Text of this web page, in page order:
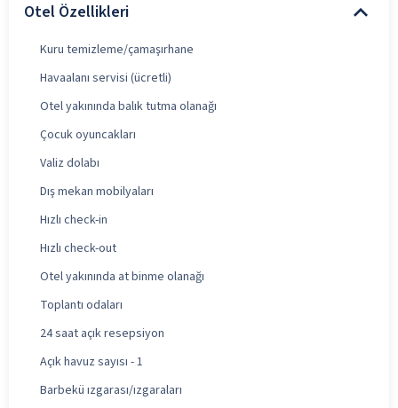
Otel Özellikleri
Kuru temizleme/çamaşırhane
Havaalanı servisi (ücretli)
Otel yakınında balık tutma olanağı
Çocuk oyuncakları
Valiz dolabı
Dış mekan mobilyaları
Hızlı check-in
Hızlı check-out
Otel yakınında at binme olanağı
Toplantı odaları
24 saat açık resepsiyon
Açık havuz sayısı - 1
Barbekü ızgarası/ızgaraları